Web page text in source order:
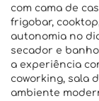
com cama de
frigobar,
autonomia no
secador e
a experiência
coworking, sala
ambiente